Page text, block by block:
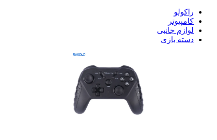
راکولو
کامپیوتر
لوازم جانبی
دسته بازی